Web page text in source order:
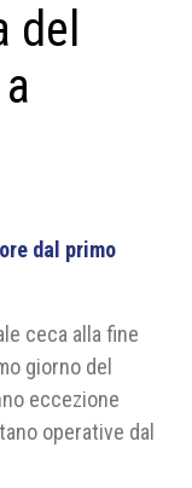
dal primo
ceca alla fine
giorno del
eccezione
operative dal